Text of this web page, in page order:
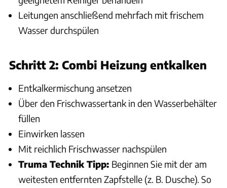
Leitungen anschließend mehrfach mit frischem
Wasser durchspülen
Schritt 2: Combi Heizung entkalken
Entkalkermischung ansetzen
Über den Frischwassertank in den Wasserbehälter
füllen
Einwirken lassen
Mit reichlich Frischwasser nachspülen
Truma Technik Tipp: Beginnen Sie mit der am
weitesten entfernten Zapfstelle (z. B. Dusche). So